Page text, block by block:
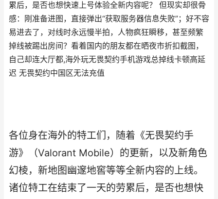
累后，是否也想快速上号体验全新内容呢？ 但现实却很骨
感：刚准备进图，直接弹出“获取服务器信息失败”；好不容
易进去了，对线时永远慢半拍，人物疯狂瞬移，甚至频繁
掉线被踢出房间？看着国内的朋友都在晒夜市折扣截图，
自己却连大厅都,海外玩无畏契约手机游戏总掉线卡顿高延
迟 无畏契约中国区无法充值
各位身在海外的特工们，随着《无畏契约手
游》（Valorant Mobile）的更新，以及新角色
幻棱，新地图幽邃地窖等等全新内容的上线。
诸位特工在结束了一天的劳累后，是否也想快